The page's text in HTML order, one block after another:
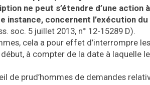
ne peut s’étendre d’une action
instance, concernent l’exécution
soc. 5 juillet 2013, n° 12-15289 D).
cela a pour effet d’interrompre
à compter de la date à laquelle
de prud’hommes de demandes